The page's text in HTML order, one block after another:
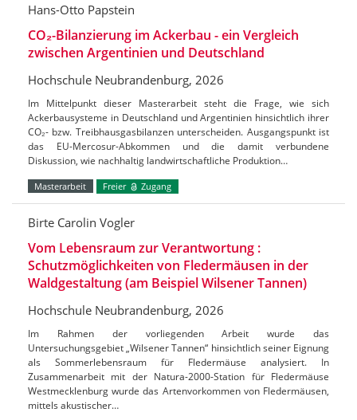
Hans-Otto Papstein
CO₂-Bilanzierung im Ackerbau - ein Vergleich
zwischen Argentinien und Deutschland
Hochschule Neubrandenburg, 2026
Im Mittelpunkt dieser Masterarbeit steht die Frage, wie sich
Ackerbausysteme in Deutschland und Argentinien hinsichtlich ihrer
CO₂- bzw. Treibhausgasbilanzen unterscheiden. Ausgangspunkt ist
das EU-Mercosur-Abkommen und die damit verbundene
Diskussion, wie nachhaltig landwirtschaftliche Produktion…
Masterarbeit Freier Zugang
Birte Carolin Vogler
Vom Lebensraum zur Verantwortung :
Schutzmöglichkeiten von Fledermäusen in der
Waldgestaltung (am Beispiel Wilsener Tannen)
Hochschule Neubrandenburg, 2026
Im Rahmen der vorliegenden Arbeit wurde das
Untersuchungsgebiet „Wilsener Tannen“ hinsichtlich seiner Eignung
als Sommerlebensraum für Fledermäuse analysiert. In
Zusammenarbeit mit der Natura-2000-Station für Fledermäuse
Westmecklenburg wurde das Artenvorkommen von Fledermäusen,
mittels akustischer…